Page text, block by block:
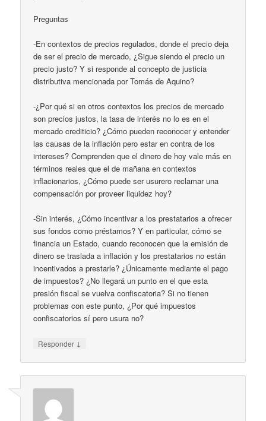
Preguntas
-En contextos de precios regulados, donde el precio deja
de ser el precio de mercado, ¿Sigue siendo el precio un
precio justo? Y si responde al concepto de justicia
distributiva mencionada por Tomás de Aquino?
-¿Por qué si en otros contextos los precios de mercado
son precios justos, la tasa de interés no lo es en el
mercado crediticio? ¿Cómo pueden reconocer y entender
las causas de la inflación pero estar en contra de los
intereses? Comprenden que el dinero de hoy vale más en
términos reales que el de mañana en contextos
inflacionarios, ¿Cómo puede ser usurero reclamar una
compensación por proveer liquidez hoy?
-Sin interés, ¿Cómo incentivar a los prestatarios a ofrecer
sus fondos como préstamos? Y en particular, cómo se
financia un Estado, cuando reconocen que la emisión de
dinero se traslada a inflación y los prestatarios no están
incentivados a prestarle? ¿Únicamente mediante el pago
de impuestos? ¿No llegará un punto en el que esta
presión fiscal se vuelva confiscatoria? Si no tienen
problemas con este punto, ¿Por qué impuestos
confiscatorios sí pero usura no?
Responder ↓